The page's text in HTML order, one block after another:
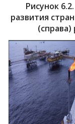
Рисунок
развития